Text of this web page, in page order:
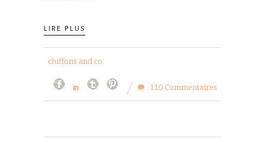
LIRE PLUS
chiffons and co
110 Commentaires